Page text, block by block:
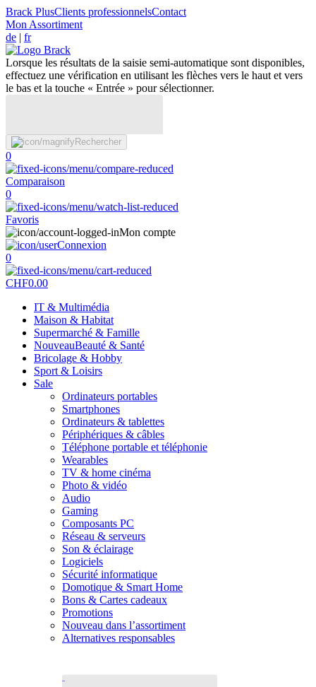
Brack PlusClients professionnelsContact
Mon Assortiment
de | fr
Lorsque les résultats de la saisie semi-automatique sont disponibles,
effectuez une vérification en utilisant les flèches vers le haut et vers
le bas et la touche « Entrée » pour sélectionner.
Rechercher
0
Comparaison
0
Favoris
Mon compte
Connexion
0
CHF0.00
IT & Multimédia
Maison & Habitat
Supermarché & Famille
NouveauBeauté & Santé
Bricolage & Hobby
Sport & Loisirs
Sale
Ordinateurs portables
Smartphones
Ordinateurs & tablettes
Périphériques & câbles
Téléphone portable et téléphonie
Wearables
TV & home cinéma
Photo & vidéo
Audio
Gaming
Composants PC
Réseau & serveurs
Son & éclairage
Logiciels
Sécurité informatique
Domotique & Smart Home
Bons & Cartes cadeaux
Promotions
Nouveau dans l’assortiment
Alternatives responsables